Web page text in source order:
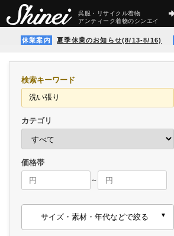
呉服・リサイクル着物
アンティーク着物のシンエイ
休業案内 夏季休業のお知らせ(8/13-8/16)
検索キーワード
カテゴリ
価格帯
～
サイズ・素材・年代などで絞る